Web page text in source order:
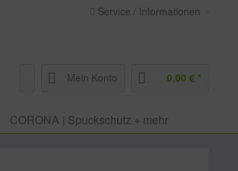
Service / Informationen
Mein Konto 0,00 € *
CORONA | Spuckschutz + mehr